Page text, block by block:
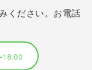
ください。お電話
18:00